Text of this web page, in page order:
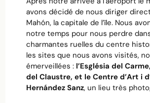
avons décidé de nous diriger
Mahón, la capitale de l’île. Nous
notre temps pour nous perdre
charmantes ruelles du centre
les sites que nous avons visités,
émerveillées : l’Església del
del Claustre, et le Centre d’Art i
Hernández Sanz, un lieu très